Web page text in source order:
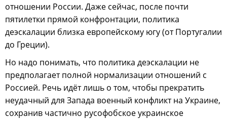
отношении России. Даже сейчас, после почти
пятилетки прямой конфронтации, политика
деэскалации близка европейскому югу (от Португалии
до Греции).
Но надо понимать, что политика деэскалации не
предполагает полной нормализации отношений с
Россией. Речь идёт лишь о том, чтобы прекратить
неудачный для Запада военный конфликт на Украине,
сохранив частично русофобское украинское